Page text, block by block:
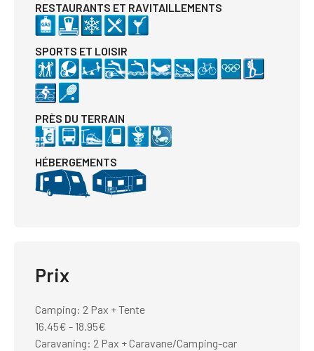
RESTAURANTS ET RAVITAILLEMENTS
SPORTS ET LOISIR
PRÈS DU TERRAIN
HÉBERGEMENTS
Prix
Camping: 2 Pax + Tente
16.45€ - 18.95€
Caravaning: 2 Pax + Caravane/Camping-car